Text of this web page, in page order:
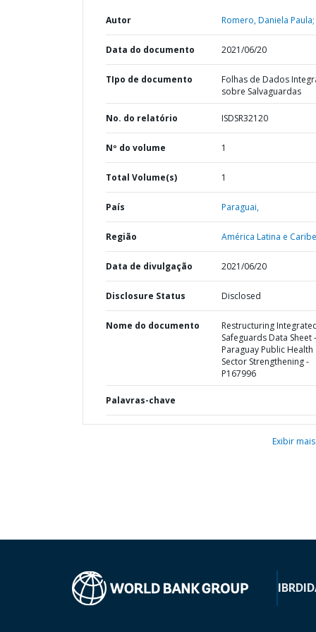
Autor Romero, Daniela Paula;
Data do documento 2021/06/20
TIpo de documento
Folhas de Dados
sobre Salvaguardas
No. do relatório ISDSR32120
Nº do volume 1
Total Volume(s) 1
País Paraguai,
Região América Latina e
Data de divulgação 2021/06/20
Disclosure Status Disclosed
Nome do documento
Restructuring
Safeguards Data Sheet -
Paraguay Public Health
Sector Strengthening -
P167996
Palavras-chave
Exibir mais
IBRD